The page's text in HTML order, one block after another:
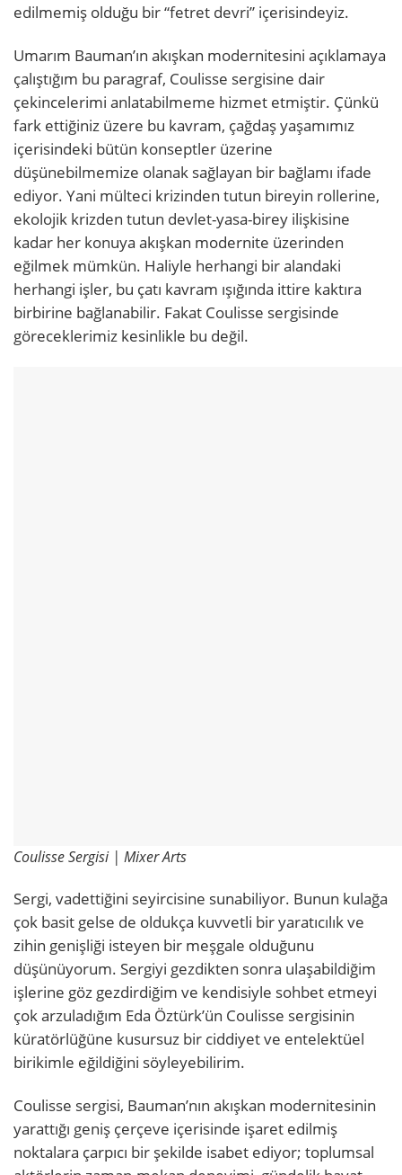
edilmemiş olduğu bir “fetret devri” içerisindeyiz.
Umarım Bauman’ın akışkan modernitesini açıklamaya
çalıştığım bu paragraf, Coulisse sergisine dair
çekincelerimi anlatabilmeme hizmet etmiştir. Çünkü
fark ettiğiniz üzere bu kavram, çağdaş yaşamımız
içerisindeki bütün konseptler üzerine
düşünebilmemize olanak sağlayan bir bağlamı ifade
ediyor. Yani mülteci krizinden tutun bireyin rollerine,
ekolojik krizden tutun devlet-yasa-birey ilişkisine
kadar her konuya akışkan modernite üzerinden
eğilmek mümkün. Haliyle herhangi bir alandaki
herhangi işler, bu çatı kavram ışığında ittire kaktıra
birbirine bağlanabilir. Fakat Coulisse sergisinde
göreceklerimiz kesinlikle bu değil.
Coulisse Sergisi | Mixer Arts
Sergi, vadettiğini seyircisine sunabiliyor. Bunun kulağa
çok basit gelse de oldukça kuvvetli bir yaratıcılık ve
zihin genişliği isteyen bir meşgale olduğunu
düşünüyorum. Sergiyi gezdikten sonra ulaşabildiğim
işlerine göz gezdirdiğim ve kendisiyle sohbet etmeyi
çok arzuladığım Eda Öztürk’ün Coulisse sergisinin
küratörlüğüne kusursuz bir ciddiyet ve entelektüel
birikimle eğildiğini söyleyebilirim.
Coulisse sergisi, Bauman’nın akışkan modernitesinin
yarattığı geniş çerçeve içerisinde işaret edilmiş
noktalara çarpıcı bir şekilde isabet ediyor; toplumsal